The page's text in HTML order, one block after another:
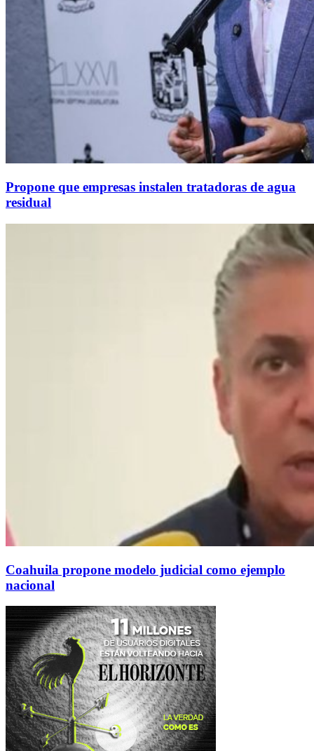
Propone que empresas instalen tratadoras de agua
residual
Coahuila propone modelo judicial como ejemplo
nacional